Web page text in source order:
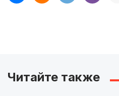
Читайте также